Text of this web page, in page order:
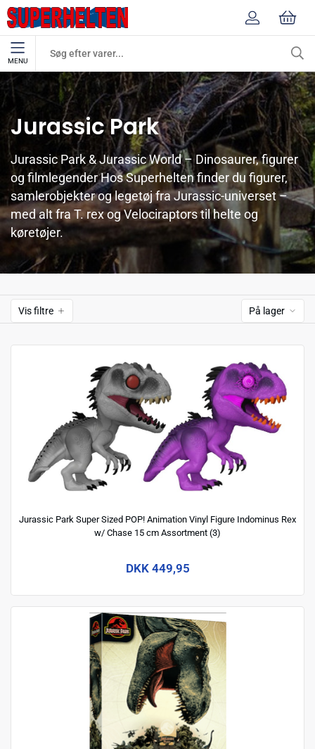
MENU
Mærker Jurassic Park
Jurassic Park
Jurassic Park & Jurassic World – Dinosaurer, figurer
og filmlegender Hos Superhelten finder du figurer,
samlerobjekter og legetøj fra Jurassic-universet –
med alt fra T. rex og Velociraptors til helte og
køretøjer.
Vis filtre På lager
Jurassic Park Super Sized POP! Animation Vinyl Figure Indominus Rex
w/ Chase 15 cm Assortment (3)
DKK 449,95